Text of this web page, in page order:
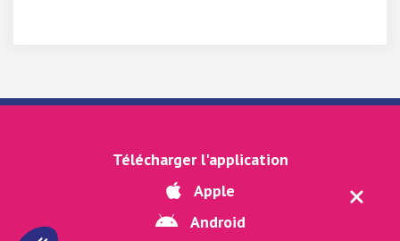
Télécharger l'application
Apple
Android
-PARAMÈTRES COOKIES
TÉLÉCHARGER L'APPLI CHAINON POUR IOS
L'APPLI CHAINON POUR ANDROÏD